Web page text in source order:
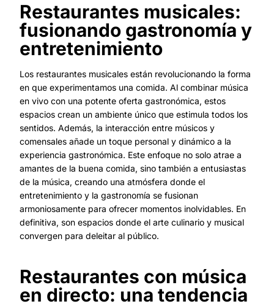
Restaurantes musicales:
fusionando gastronomía y
entretenimiento
Los restaurantes musicales están revolucionando la forma
en que experimentamos una comida. Al combinar música
en vivo con una potente oferta gastronómica, estos
espacios crean un ambiente único que estimula todos los
sentidos. Además, la interacción entre músicos y
comensales añade un toque personal y dinámico a la
experiencia gastronómica. Este enfoque no solo atrae a
amantes de la buena comida, sino también a entusiastas
de la música, creando una atmósfera donde el
entretenimiento y la gastronomía se fusionan
armoniosamente para ofrecer momentos inolvidables. En
definitiva, son espacios donde el arte culinario y musical
convergen para deleitar al público.
Restaurantes con música
en directo: una tendencia